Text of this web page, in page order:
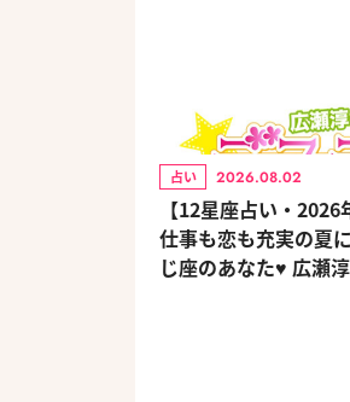
占い 2026.08.02
【12星座占い・
仕事も恋も充実の夏
じ座のあなた♥ 広瀬